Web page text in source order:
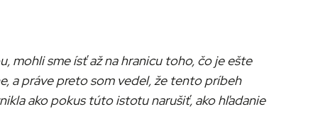
mohli sme ísť až na hranicu toho, čo je ešte
a práve preto som vedel, že tento príbeh
ako pokus túto istotu narušiť, ako hľadanie